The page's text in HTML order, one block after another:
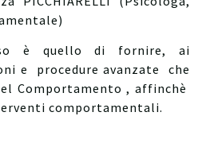
è quello di fornire, ai
e procedure avanzate che
Comportamento , affinchè
comportamentali.